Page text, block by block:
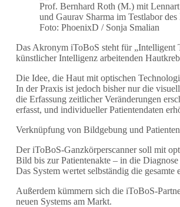
Prof. Bernhard Roth (M.) mit
und Gaurav Sharma im Testlabor
Foto: PhoenixD / Sonja Smalian
Das Akronym iToBoS steht für „Intelligent
künstlicher Intelligenz arbeitenden
Die Idee, die Haut mit optischen
In der Praxis ist jedoch bisher nur die
die Erfassung zeitlicher Veränderungen
erfasst, und individueller Patientendaten
Verknüpfung von Bildgebung und
Der iToBoS-Ganzkörperscanner soll mit
Bild bis zur Patientenakte – in die
Das System wertet selbständig die
Außerdem kümmern sich die iToBoS-
neuen Systems am Markt.